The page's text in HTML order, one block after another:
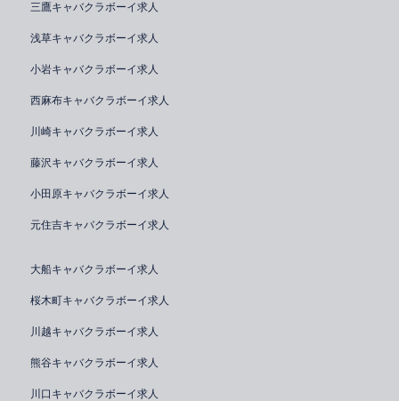
三鷹キャバクラボーイ求人
浅草キャバクラボーイ求人
小岩キャバクラボーイ求人
西麻布キャバクラボーイ求人
川崎キャバクラボーイ求人
藤沢キャバクラボーイ求人
小田原キャバクラボーイ求人
元住吉キャバクラボーイ求人
大船キャバクラボーイ求人
桜木町キャバクラボーイ求人
川越キャバクラボーイ求人
熊谷キャバクラボーイ求人
川口キャバクラボーイ求人